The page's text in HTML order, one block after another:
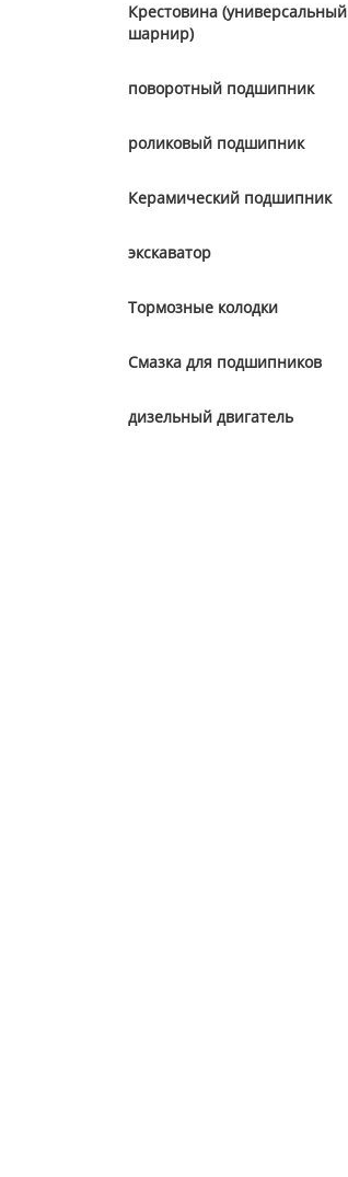
Крестовина (универсальный
шарнир)
поворотный подшипник
роликовый подшипник
Керамический подшипник
экскаватор
Тормозные колодки
Смазка для подшипников
дизельный двигатель